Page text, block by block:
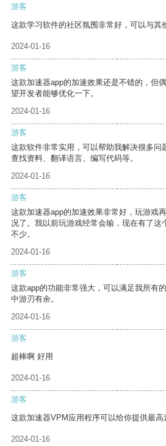
游客
这款学习软件的社区氛围非常好，可以与其
2024-01-16
游客
这款加速器app的加速效果还是不错的，但
望开发者能够优化一下。
2024-01-16
游客
这款软件非常实用，可以帮助我解决很多问
查找资料、翻译语言、编写代码等。
2024-01-16
游客
这款加速器app的加速效果非常好，玩游戏
况了。我以前玩游戏经常会输，现在有了这
不少。
2024-01-16
游客
这款app的功能非常强大，可以满足我所有
中游刃有余。
2024-01-16
游客
超棒啊 好用
2024-01-16
游客
这款加速器VPM应用程序可以给你提供最高
2024-01-16